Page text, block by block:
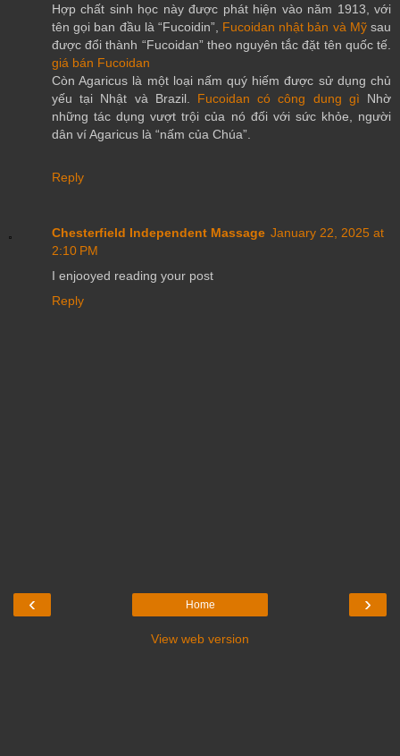
Hợp chất sinh học này được phát hiện vào năm 1913, với
tên gọi ban đầu là “Fucoidin”, Fucoidan nhật bản và Mỹsau
được đổi thành “Fucoidan” theo nguyên tắc đặt tên quốc tế.
giá bán Fucoidan
Còn Agaricus là một loại nấm quý hiếm được sử dụng chủ
yếu tại Nhật và Brazil. Fucoidan có công dung gì Nhờ
những tác dụng vượt trội của nó đối với sức khỏe, người
dân ví Agaricus là “nấm của Chúa”.
Reply
Chesterfield Independent Massage January 22, 2025 at
2:10 PM
I enjooyed reading your post
Reply
‹ ›
Home
View web version